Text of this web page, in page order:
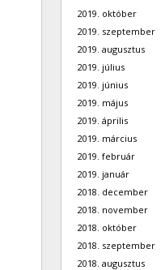
2019. október
2019. szeptember
2019. augusztus
2019. július
2019. június
2019. május
2019. április
2019. március
2019. február
2019. január
2018. december
2018. november
2018. október
2018. szeptember
2018. augusztus